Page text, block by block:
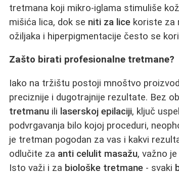
tretmana koji mikro-iglama stimuliše
mišića lica, dok se niti za lice koriste za
ožiljaka i hiperpigmentacije često se
Zašto birati profesionalne tretmane?
Iako na tržištu postoji mnoštvo
preciznije i dugotrajnije rezultate. Bez
tretmanu ili laserskoj epilaciji, ključ
podvrgavanja bilo kojoj proceduri,
je tretman pogodan za vas i kakvi
odlučite za anti celulit masažu, važno
Isto važi i za biološke tretmane - svaki